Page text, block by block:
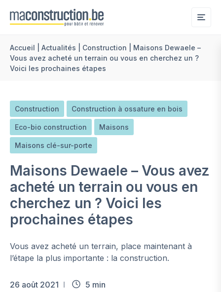
Accueil Actualités Construction
Maisons Dewaele –
Vous avez acheté un terrain ou vous en cherchez un ?
Voici les prochaines étapes
Construction Construction à ossature en bois
Eco-bio construction Maisons
Maisons clé-sur-porte
Maisons Dewaele – Vous avez
acheté un terrain ou vous en
cherchez un ? Voici les
prochaines étapes
Vous avez acheté un terrain, place maintenant à
l’étape la plus importante : la construction.
26 août 2021 5 min